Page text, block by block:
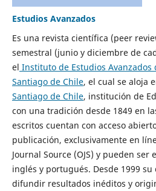
Estudios Avanzados
Es una revista científica (peer
semestral (junio y diciembre de
el Instituto de Estudios Avanzados
Santiago de Chile, el cual se aloja
Santiago de Chile, institución de
con una tradición desde 1849 en
escritos cuentan con acceso
publicación, exclusivamente en
Journal Source (OJS) y pueden ser
inglés y portugués. Desde 1999
difundir resultados inéditos y